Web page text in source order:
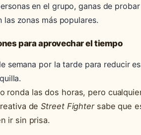
en el grupo, ganas de
las zonas más populares.
para aprovechar el tiempo
semana por la tarde para reducir
ronda las dos horas, pero
deStreet Fightersabe que
ir sin prisa.